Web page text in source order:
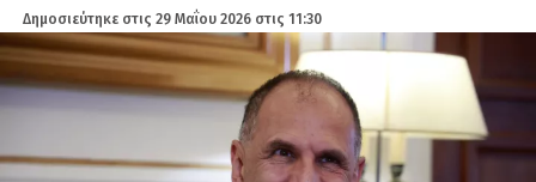
Δημοσιεύτηκε στις 29 Μαΐου 2026 στις 11:30